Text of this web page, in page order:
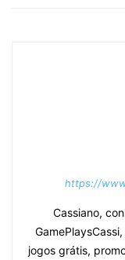
https://
Cassiano,
jogos grátis,